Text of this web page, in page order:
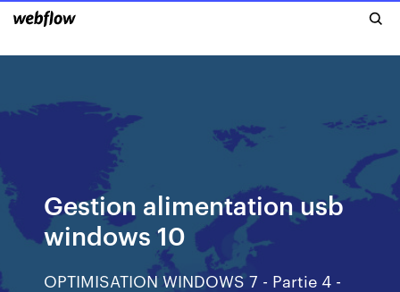
Gestion alimentation usb
windows 10
OPTIMISATION WINDOWS 7 - Partie 4 -